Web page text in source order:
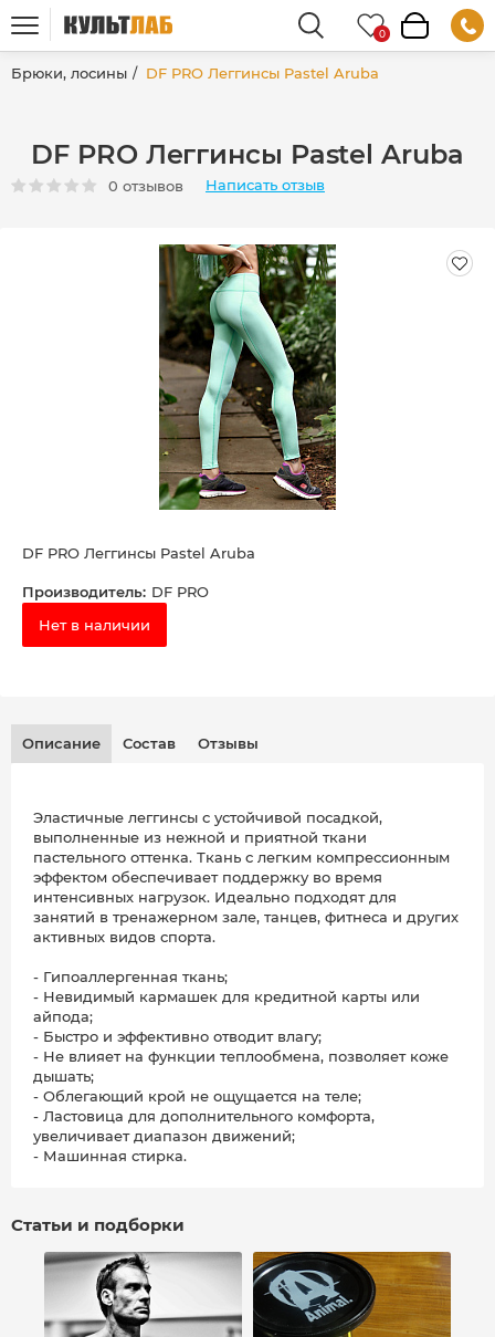
Брюки, лосины DF PRO Леггинсы Pastel Aruba
DF PRO Леггинсы Pastel Aruba
0 отзывов Написать отзыв
DF PRO Леггинсы Pastel Aruba
Производитель: DF PRO
Нет в наличии
Описание Состав Отзывы
Эластичные леггинсы с устойчивой посадкой,
выполненные из нежной и приятной ткани
пастельного оттенка. Ткань с легким компрессионным
эффектом обеспечивает поддержку во время
интенсивных нагрузок. Идеально подходят для
занятий в тренажерном зале, танцев, фитнеса и других
активных видов спорта.
- Гипоаллергенная ткань;
- Невидимый кармашек для кредитной карты или
айпода;
- Быстро и эффективно отводит влагу;
- Не влияет на функции теплообмена, позволяет коже
дышать;
- Облегающий крой не ощущается на теле;
- Ластовица для дополнительного комфорта,
увеличивает диапазон движений;
- Машинная стирка.
Статьи и подборки